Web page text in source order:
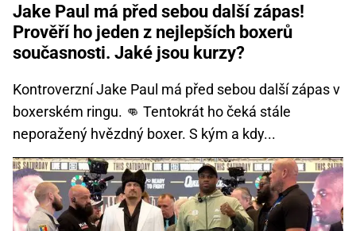
Jake Paul má před sebou další zápas!
Prověří ho jeden z nejlepších boxerů
současnosti. Jaké jsou kurzy?
Kontroverzní Jake Paul má před sebou další zápas v
boxerském ringu. 👊 Tentokrát ho čeká stále
neporažený hvězdný boxer. S kým a kdy...